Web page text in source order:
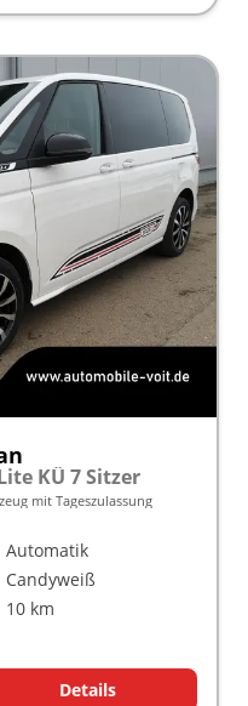
KÜ 7 Sitzer
mit Tageszulassung
Automatik
Candyweiß
10 km
Details